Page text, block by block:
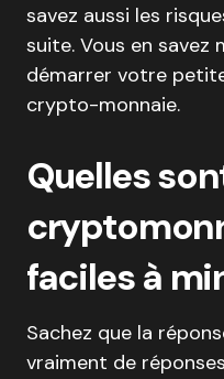
savez aussi les
suite. Vous en savez
démarrer votre
crypto-monnaie.
Quelles
faciles à
Sachez que la
vraiment de